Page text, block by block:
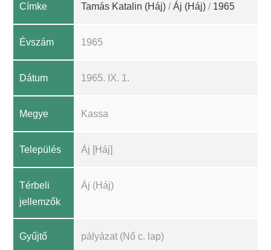
Címke Tamás Katalin (Háj) /Áj (Háj) / 1965
Évszám 1965
Dátum 1965. IX. 1.
Megye Kassa
Település Áj [Háj]
Térbeli
jellemzők
Áj (Háj)
Gyűjtő pályázat (Nő c. lap)